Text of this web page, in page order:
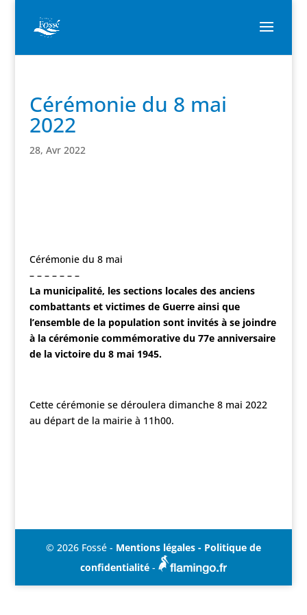
Cérémonie du 8 mai
2022
28, Avr 2022
Cérémonie du 8 mai
– – – – – – –
La municipalité, les sections locales des anciens
combattants et victimes de Guerre ainsi que
l’ensemble de la population sont invités à se joindre
à la cérémonie commémorative du 77e anniversaire
de la victoire du 8 mai 1945.
Cette cérémonie se déroulera dimanche 8 mai 2022
au départ de la mairie à 11h00.
© 2026 Fossé - Mentions légales - Politique de
confidentialité -